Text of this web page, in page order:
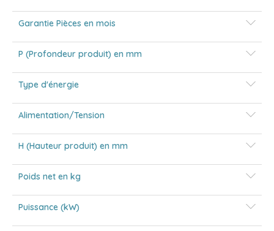
Garantie Pièces en mois
P (Profondeur produit) en mm
Type d'énergie
Alimentation/Tension
H (Hauteur produit) en mm
Poids net en kg
Puissance (kW)